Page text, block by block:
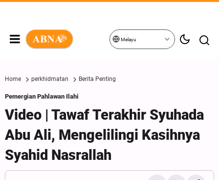
Melayu
Home perkhidmatan Berita Penting
Pemergian Pahlawan Ilahi
Video | Tawaf Terakhir Syuhada
Abu Ali, Mengelilingi Kasihnya
Syahid Nasrallah